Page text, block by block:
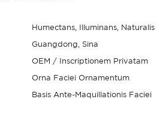
Humectans, Illuminans, Naturalis
Guangdong, Sina
OEM / Inscriptionem Privatam
Orna Faciei Ornamentum
Basis Ante-Maquillationis Faciei